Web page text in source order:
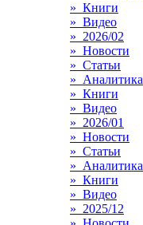
» Книги
» Видео
» 2026/02
» Новости
» Статьи
» Аналитика
» Книги
» Видео
» 2026/01
» Новости
» Статьи
» Аналитика
» Книги
» Видео
» 2025/12